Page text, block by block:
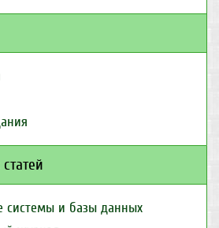
системы и базы данных